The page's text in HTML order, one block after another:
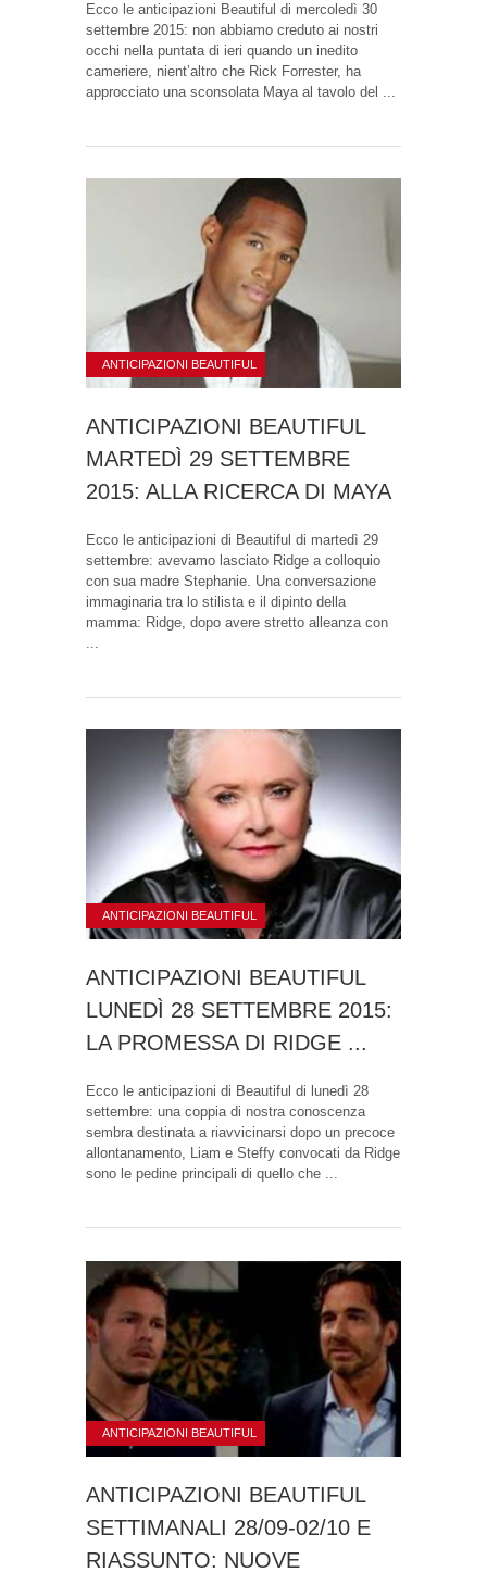
Ecco le anticipazioni Beautiful di mercoledì 30
settembre 2015: non abbiamo creduto ai nostri
occhi nella puntata di ieri quando un inedito
cameriere, nient’altro che Rick Forrester, ha
approcciato una sconsolata Maya al tavolo del ...
ANTICIPAZIONI BEAUTIFUL
ANTICIPAZIONI BEAUTIFUL
MARTEDÌ 29 SETTEMBRE
2015: ALLA RICERCA DI MAYA
Ecco le anticipazioni di Beautiful di martedì 29
settembre: avevamo lasciato Ridge a colloquio
con sua madre Stephanie. Una conversazione
immaginaria tra lo stilista e il dipinto della
mamma: Ridge, dopo avere stretto alleanza con
...
ANTICIPAZIONI BEAUTIFUL
ANTICIPAZIONI BEAUTIFUL
LUNEDÌ 28 SETTEMBRE 2015:
LA PROMESSA DI RIDGE ...
Ecco le anticipazioni di Beautiful di lunedì 28
settembre: una coppia di nostra conoscenza
sembra destinata a riavvicinarsi dopo un precoce
allontanamento, Liam e Steffy convocati da Ridge
sono le pedine principali di quello che ...
ANTICIPAZIONI BEAUTIFUL
ANTICIPAZIONI BEAUTIFUL
SETTIMANALI 28/09-02/10 E
RIASSUNTO: NUOVE